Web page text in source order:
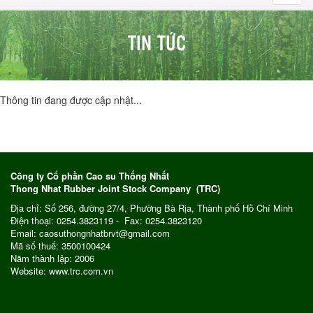
TIN TỨC
Thông tin đang được cập nhật...
Công ty Cổ phần Cao su Thống Nhất
Thong Nhat Rubber Joint Stock Company (TRC)
Địa chỉ: Số 256, đường 27/4, Phường Bà Rịa, Thành phố Hồ Chí Minh
Điện thoại: 0254.3823119 - Fax: 0254.3823120
Email: caosuthongnhatbrvt@gmail.com
Mã số thuế: 3500100424
Năm thành lập: 2006
Website: www.trc.com.vn